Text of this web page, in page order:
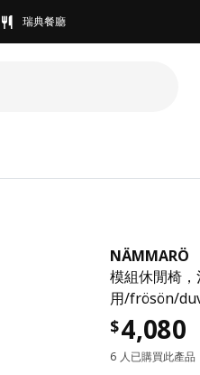
瑞典餐廳
NÄMMARÖ
模組休閒椅
用/frösön/
$4,080
6 人已購買此產品